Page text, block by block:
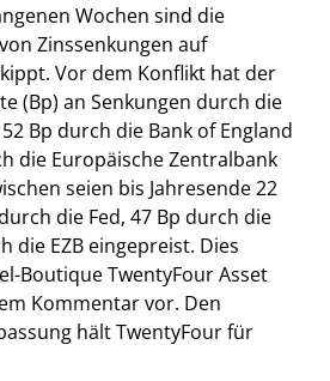
Wochen sind die
Zinssenkungen auf
Vor dem Konflikt hat der
(Bp) an Senkungen durch die
Bp durch die Bank of England
die Europäische Zentralbank
seien bis Jahresende 22
die Fed, 47 Bp durch die
die EZB eingepreist. Dies
Boutique TwentyFour Asset
Kommentar vor. Den
hält TwentyFour für